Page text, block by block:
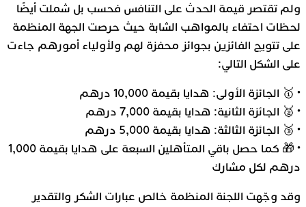
ولم تقتصر قيمة الحدث على التنافس فحسب بل شملت أيضًا
لحظات احتفاء بالمواهب الشابة حيث حرصت الجهة المنظمة
على تتويج الفائزين بجوائز محفزة لهم ولأولياء أمورهم جاءت
على الشكل التالي:
• 🥇 الجائزة الأولى: هدايا بقيمة 10,000 درهم
• 🥈 الجائزة الثانية: هدايا بقيمة 7,000 درهم
• 🥉 الجائزة الثالثة: هدايا بقيمة 5,000 درهم
• 🎁 كما حصل باقي المتأهلين السبعة على هدايا بقيمة 1,000
درهم لكل مشارك
وقد وجّهت اللجنة المنظمة خالص عبارات الشكر والتقدير